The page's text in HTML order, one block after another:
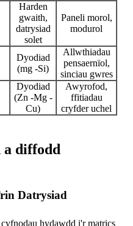
Harden
gwaith,
datrysiad
solet
Paneli morol,
modurol
Dyodiad
(mg -Si)
Allwthiadau
pensaernïol,
sinciau gwres
Dyodiad
(Zn -Mg -
Cu)
Awyrofod,
ffitiadau
cryfder uchel
a diffodd
Datrysiad
hydawdd i'r matrics